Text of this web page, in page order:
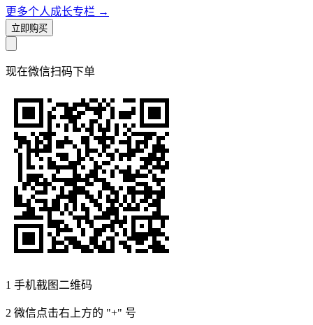
更多个人成长专栏 →
立即购买
现在微信扫码下单
1 手机截图二维码
2 微信点击右上方的 "+" 号